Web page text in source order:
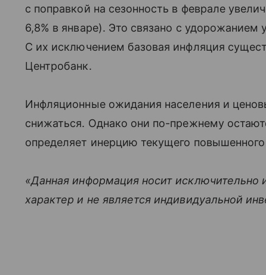
с поправкой на сезонность в феврале
6,8% в январе). Это связано с удорожанием
С их исключением базовая инфляция
Центробанк.
Инфляционные ожидания населения и
снижаться. Однако они по-прежнему
определяет инерцию текущего
«Данная информация носит
характер и не является индивидуальной